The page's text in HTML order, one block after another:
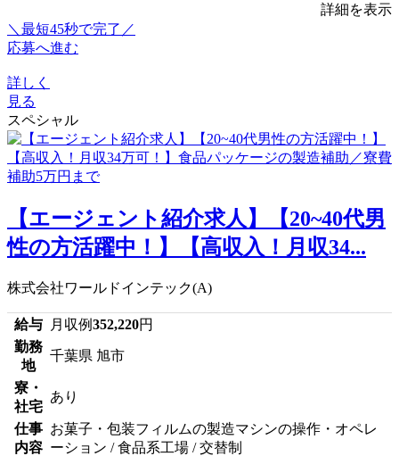
詳細を表示
＼最短45秒で完了／
応募へ進む
詳しく
見る
スペシャル
【エージェント紹介求人】【20~40代男
性の方活躍中！】【高収入！月収34...
株式会社ワールドインテック(A)
給与 月収例352,220円
勤務
地
千葉県 旭市
寮・
社宅
あり
仕事
内容
お菓子・包装フィルムの製造マシンの操作・オペレ
ーション / 食品系工場 / 交替制